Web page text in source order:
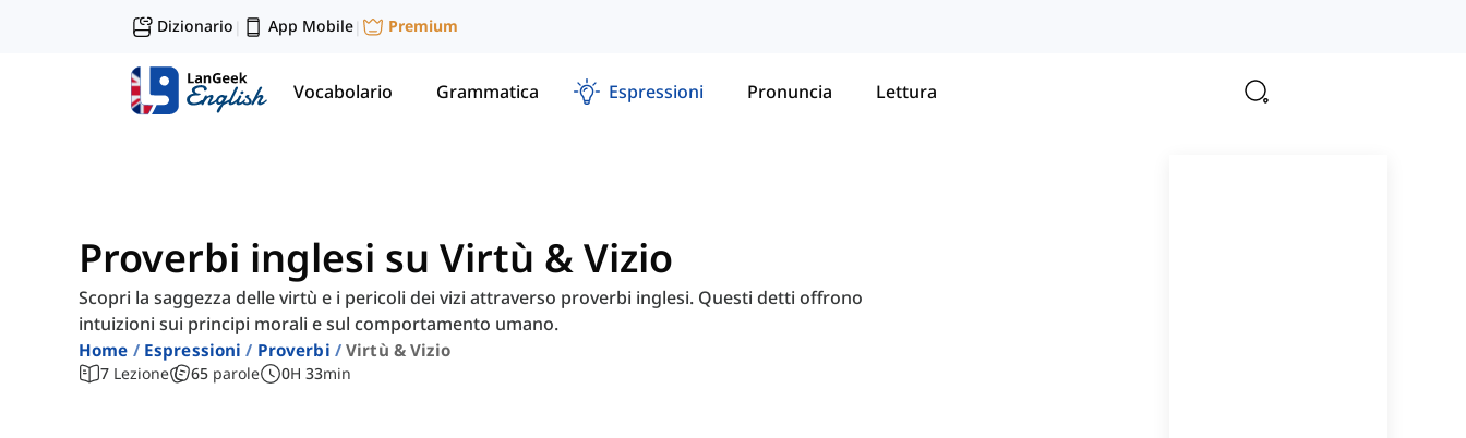
Dizionario | App Mobile| Premium
Vocabolario Grammatica Espressioni Pronuncia Lettura
Proverbi inglesi su Virtù & Vizio
Scopri la saggezza delle virtù e i pericoli dei vizi attraverso proverbi inglesi. Questi detti offrono
intuizioni sui principi morali e sul comportamento umano.
Home Espressioni Proverbi Virtù & Vizio
7 Lezione 65 parole 0H 33min